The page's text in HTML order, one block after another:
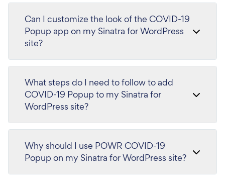
Can I customize the look of the COVID-19
Popup app on my Sinatra for WordPress
site?
What steps do I need to follow to add
COVID-19 Popup to my Sinatra for
WordPress site?
Why should I use POWR COVID-19
Popup on my Sinatra for WordPress site?